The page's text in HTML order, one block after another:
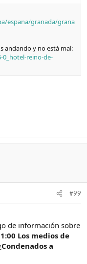
espana/granada/grana
andando y no está mal:
reino-de-
#99
de información sobre
Los medios de
a